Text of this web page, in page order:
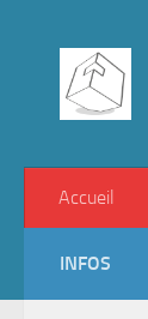
Accueil
INFOS